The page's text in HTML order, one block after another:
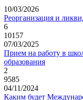
10/03/2026
Реорганизация и
6
10157
07/03/2025
Прием на работу в
образования
2
9585
04/11/2024
Каким будет